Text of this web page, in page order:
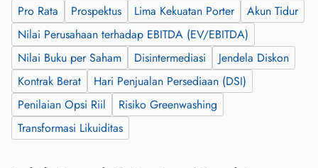
Pro Rata
Prospektus Lima Kekuatan Porter
Akun Tidur
Nilai Perusahaan terhadap EBITDA (EV/EBITDA)
Nilai Buku per Saham
Disintermediasi
Jendela Diskon
Kontrak Berat
Hari Penjualan Persediaan (DSI)
Penilaian Opsi Riil
Risiko Greenwashing
Transformasi Likuiditas